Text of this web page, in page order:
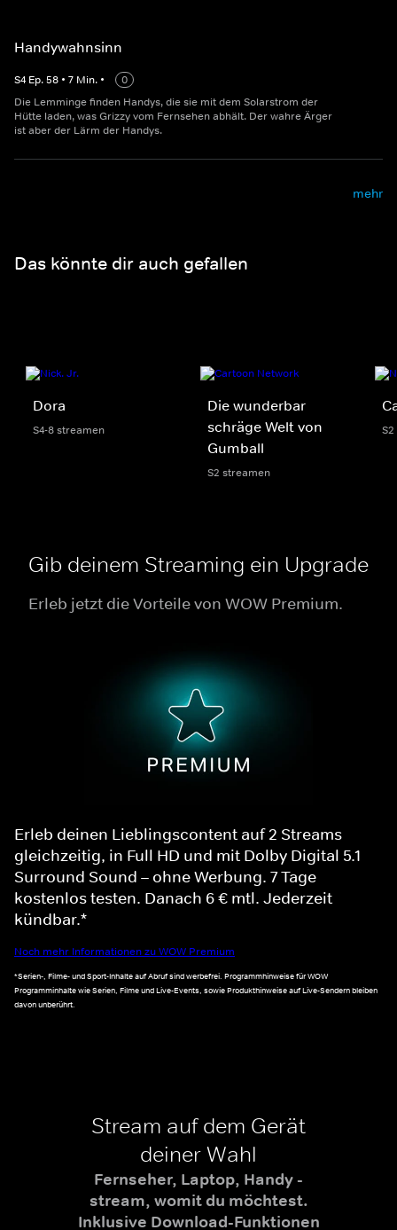
Handywahnsinn
S4 Ep.58 • 7 Min. •
0
Die Lemminge finden Handys, die sie mit dem Solarstrom der
Hütte laden, was Grizzy vom Fernsehen abhält. Der wahre Ärger
ist aber der Lärm der Handys.
mehr
Das könnte dir auch gefallen
Dora
S4-8 streamen
Die wunderbar
schräge Welt von
Gumball
S2 streamen
Gib deinem Streaming ein Upgrade
Erleb jetzt die Vorteile von WOW Premium.
Erleb deinen Lieblingscontent auf 2 Streams
gleichzeitig, in Full HD und mit Dolby Digital 5.1
Surround Sound – ohne Werbung. 7 Tage
kostenlos testen. Danach 6 € mtl. Jederzeit
kündbar.*
Noch mehr Informationen zu WOW Premium
*Serien-, Filme- und Sport-Inhalte auf Abruf sind werbefrei. Programmhinweise für WOW
Programminhalte wie Serien, Filme und Live-Events, sowie Produkthinweise auf Live-Sendern bleiben
davon unberührt.
Stream auf dem Gerät
deiner Wahl
Fernseher, Laptop, Handy -
stream, womit du möchtest.
Inklusive Download-Funktionen